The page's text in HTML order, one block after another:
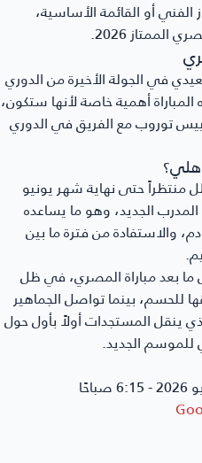
أو القائمة الأساسية،
2026.
في الجولة الأخيرة من الدوري
المباراة أهمية خاصة لأنها ستكون،
توروب مع الفريق في الدوري
منتظراً حتى نهاية شهر يونيو
الجديد، وهو ما يساعده
والاستفادة من فترة ما بين
ما بعد مباراة المصري، في ظل
للحسم، بينما تواصل الجماهير
ينقل المستجدات أولاً بأول حول
للموسم الجديد.